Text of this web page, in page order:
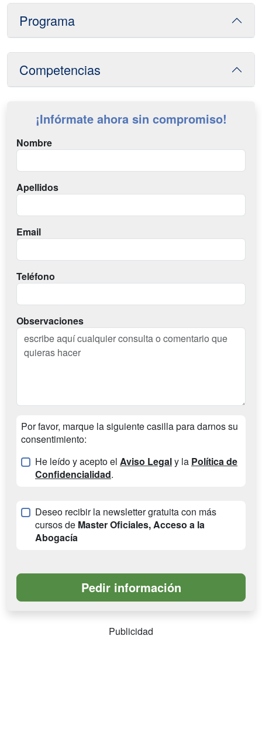
Programa
Competencias
¡Infórmate ahora sin compromiso!
Nombre
Apellidos
Email
Teléfono
Observaciones
Por favor, marque la siguiente casilla para darnos su
consentimiento:
He leído y acepto el Aviso Legaly la Política de
Confidencialidad.
Deseo recibir la newsletter gratuita con más
cursos de Master Oficiales, Acceso a la
Abogacía
Publicidad